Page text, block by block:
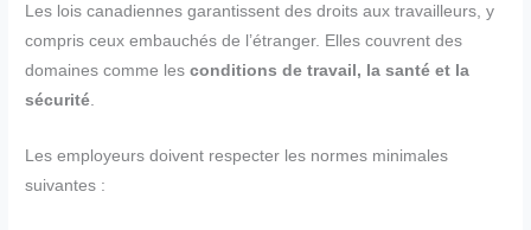
Les lois canadiennes garantissent des droits aux travailleurs, y
compris ceux embauchés de l’étranger. Elles couvrent des
domaines comme lesconditions de travail, la santé et la
sécurité
Les employeurs doivent respecter les normes minimales
suivantes :